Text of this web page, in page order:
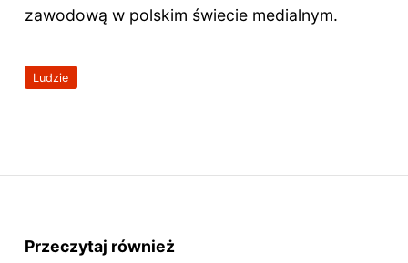
zawodową w polskim świecie medialnym.
Ludzie
Przeczytaj również